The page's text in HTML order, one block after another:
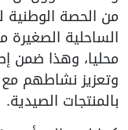
من الحصة الوطنية
الساحلية
محليا، وهذا ضمن
وتعزيز نشاطهم
بالمنتجات الصيدية.